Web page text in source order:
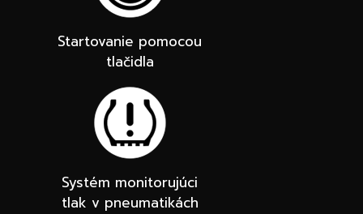
Startovanie pomocou
tlačidla
Systém monitorujúci
tlak v pneumatikách